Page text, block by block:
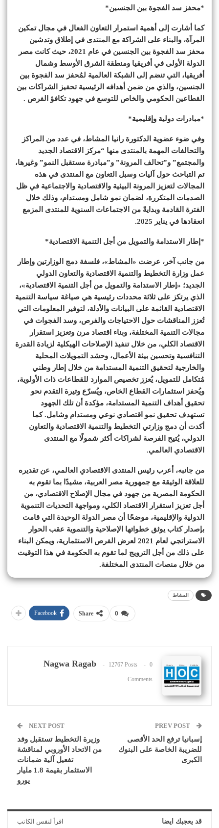
*محفز سد الفجوة بين الجنسين*
كما أشارت إلى أهمية استمرار التعاون الفعال في مجال تمكين
المرآة، والبناء على الشراكة مع المنتدى في إطلاق وتدشين
محفز سد الفجوة بين الجنسين في عام 2021، حيث كانت مصر
الدولة الأولى في أفريقيا ومنطقة الشرق الأوسط وشمال
أفريقيا، التي تنضم إلى الشبكة العالمية لمُحفز سد الفجوة بين
الجنسين، والذي من ضمن أهدافه الرئيسية تحفيز الشراكات بين
القطاعين الحكومي والخاص للتوسع في جهود تكافؤ الفرص .
*مبادرات دولية وإقليمية*
وفي ضوء عضوية الدكتورة رانيا المشاط، في عدد من المراكز
والتحالفات المهمة بالمنتدى منها “مركز الاقتصاد الجديد
والمجتمع” و”تحالف المرونة” و”مبادرة مستقبل النمو” وغيرها،
تم التباحث حول آليات وسبل التعاون مع المنتدى في هذه
المجالات لتعزيز المرونة البيئية والاقتصادية والاجتماعية في ظل
الصدمات المتكررة، لضمان نمو شامل ومستدام، وذلك خلال
الفترة القادمة وبدايةً من الاجتماعات السنوية للمنتدى المزمع
انعقادها في يناير 2025.
*إطار الاستدامة والتمويل من أجل التنمية الاقتصادية*
من جانب آخر، عرضت «المشاط»، فلسفة دمج الوزارتين وإطار
عمل وزارة التخطيط والتنمية الاقتصادية والتعاون الدولي
الجديد؛ «إطار الاستدامة والتمويل من أجل التنمية الاقتصادية»،
الذي يرتكز على ثلاثة محددات رئيسية هي صياغة سياسة التنمية
الاقتصادية القائمة على البيانات والأدلة، لتوفير المعلومات التي
تُعزز المناقشات حول الاحتياجات والفرص، وسد الفجوات في
مجالات التنمية المختلفة، وبناء اقتصاد مرن وتعزيز استقرار
الاقتصاد الكلي، من خلال تنفيذ الإصلاحات الهيكلية لزيادة القدرة
التنافسية وتحسين بيئة الأعمال، وحشد التمويلات المحلية
والخارجية لتحقيق التنمية المستدامة من خلال إطار وطني
مُتكامل للتمويل، يُعزز تخصيص الموارد للقطاعات ذات الأولوية،
ويُحفز استثمارات القطاع الخاص، ويُسرّع وتيرة التقدم نحو
تحقيق أهداف التنمية المستدامة، مؤكدة أن تلك الجهود
تستهدف تحقيق نمو اقتصادي نوعي ومستدام وشامل. كما
أكدت أن دمج وزارتي التخطيط والتنمية الاقتصادية والتعاون
الدولي، يُتيح الفرصة لشراكات أكثر شمولًا مع المنتدى
الاقتصادي العالمي.
من جانبه، أعرب رئيس المنتدى الاقتصادي العالمي، عن تقديره
للعلاقة الوثيقة مع جمهورية مصر العربية، مشيدًا بما تقوم به
الحكومة المصرية من جهود في مجال الإصلاح الاقتصادي، من
أجل تعزيز استقرار الاقتصاد الكلي، ومواجهة التحديات التنموية
الدولية والإقليمية، موضحًا أن مصر الدولة الوحيدة التي قامت
بإصدار كتاب يوثق خطواتها الإصلاحية والتنموية عقب الحوار
الاستراتجي لعام 2021 لعرض الفرص الاستثمارية، ويمكن البناء
على ذلك من أجل الترويج لما تقوم به الحكومة في هذا التوقيت
من خلال منصات المنتدى المختلفة.
المشاط
0
Share
Facebook
Nagwa Ragab 12767 Posts 0
Comments
إسبانيا ترفع الحد الأقصى
للضريبة الخاصة على البنوك
الكبرى
NEXT POST
وزيرة التخطيط تستقبل وفد
من الاتحاد الأوروبي لمناقشة
تفعيل آلية ضمانات
الاستثمار بقيمة 1.8 مليار
يورو
قد يعجبك ايضا اقرأ لنفس الكاتب